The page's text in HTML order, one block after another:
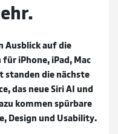
Ausblick auf die
iPhone, iPad, Mac
standen die nächste
das neue Siri AI und
kommen spürbare
Design und Usability.